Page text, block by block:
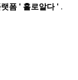
폼 ' 홀로알다 ' .